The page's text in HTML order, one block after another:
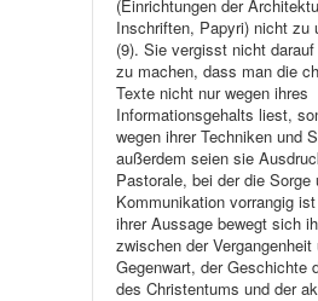
(Einrichtungen der
Inschriften, Papyri) nicht zu
(9). Sie vergisst nicht
zu machen, dass man die
Texte nicht nur wegen ihres
Informationsgehalts liest,
wegen ihrer Techniken und
außerdem seien sie
Pastorale, bei der die Sorge
Kommunikation vorrangig
ihrer Aussage bewegt sich
zwischen der Vergangenheit
Gegenwart, der Geschichte
des Christentums und der